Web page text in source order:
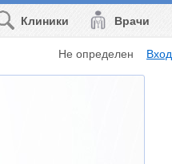
Врачи
Клиники
Не определен Вход